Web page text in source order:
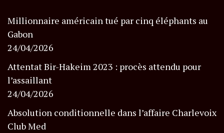
Millionnaire américain tué par cinq éléphants au
Gabon
24/04/2026
Attentat Bir-Hakeim 2023 : procès attendu pour
l’assaillant
24/04/2026
Absolution conditionnelle dans l’affaire Charlevoix
Club Med